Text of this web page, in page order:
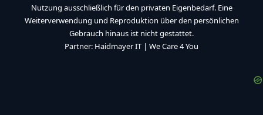
Nutzung ausschließlich für den privaten Eigenbedarf. Eine
Weiterverwendung und Reproduktion über den persönlichen
Gebrauch hinaus ist nicht gestattet.
Partner: Haidmayer IT | We Care 4 You